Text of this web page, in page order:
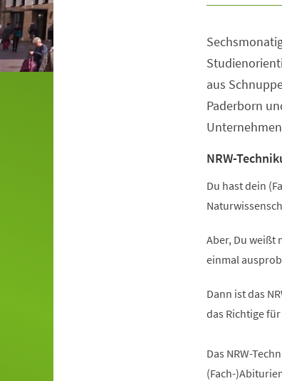
aus
Paderborn
NRW-
Du hast dein
Aber, Du weißt
einmal
Dann ist das
das Richtige
Das NRW-
(Fach-